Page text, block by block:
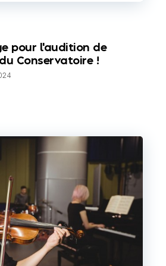
pour l'audition de
Conservatoire !